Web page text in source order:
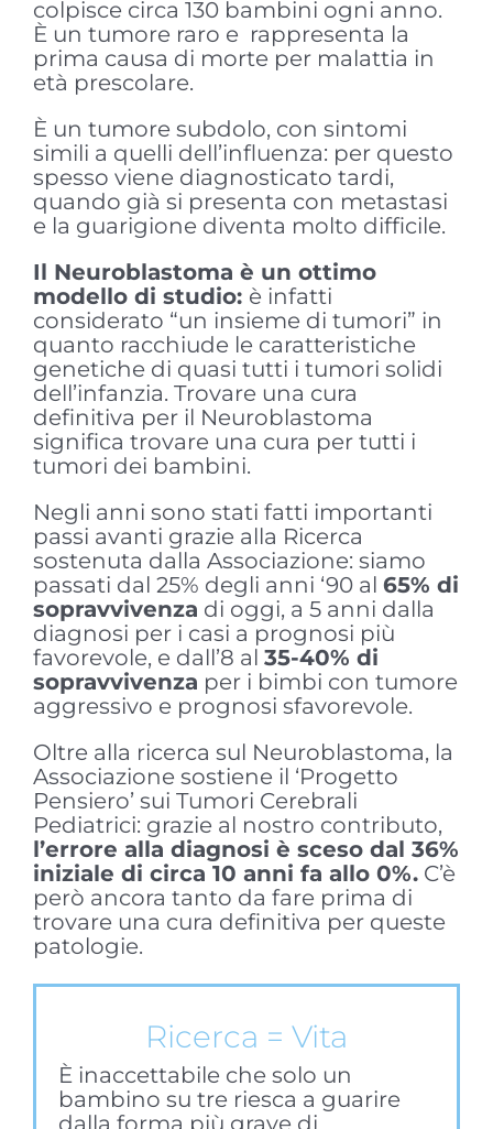
colpisce circa 130 bambini ogni anno.
È un tumore raro e rappresenta la
prima causa di morte per malattia in
età prescolare.
È un tumore subdolo, con sintomi
simili a quelli dell’influenza: per questo
spesso viene diagnosticato tardi,
quando già si presenta con metastasi
e la guarigione diventa molto difficile.
Il Neuroblastoma è un ottimo
modello di studio: è infatti
considerato “un insieme di tumori” in
quanto racchiude le caratteristiche
genetiche di quasi tutti i tumori solidi
dell’infanzia. Trovare una cura
definitiva per il Neuroblastoma
significa trovare una cura per tutti i
tumori dei bambini.
Negli anni sono stati fatti importanti
passi avanti grazie alla Ricerca
sostenuta dalla Associazione: siamo
passati dal 25% degli anni ‘90 al 65% di
sopravvivenza di oggi, a 5 anni dalla
diagnosi per i casi a prognosi più
favorevole, e dall’8 al 35-40% di
sopravvivenza per i bimbi con tumore
aggressivo e prognosi sfavorevole.
Oltre alla ricerca sul Neuroblastoma, la
Associazione sostiene il ‘Progetto
Pensiero’ sui Tumori Cerebrali
Pediatrici: grazie al nostro contributo,
l’errore alla diagnosi è sceso dal 36%
iniziale di circa 10 anni fa allo 0%.C’è
però ancora tanto da fare prima di
trovare una cura definitiva per queste
patologie.
Ricerca = Vita
È inaccettabile che solo un
bambino su tre riesca a guarire
dalla forma più grave di